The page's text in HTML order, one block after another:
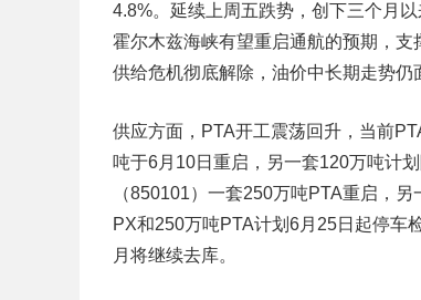
4.8%。延续上周五跌势，创下三个月
霍尔木兹海峡有望重启通航的预期，
供给危机彻底解除，油价中长期走势仍
供应方面，PTA开工震荡回升，当前
吨于6月10日重启，另一套120万吨计
（850101）一套250万吨PTA重启，
PX和250万吨PTA计划6月25日起停车
月将继续去库。